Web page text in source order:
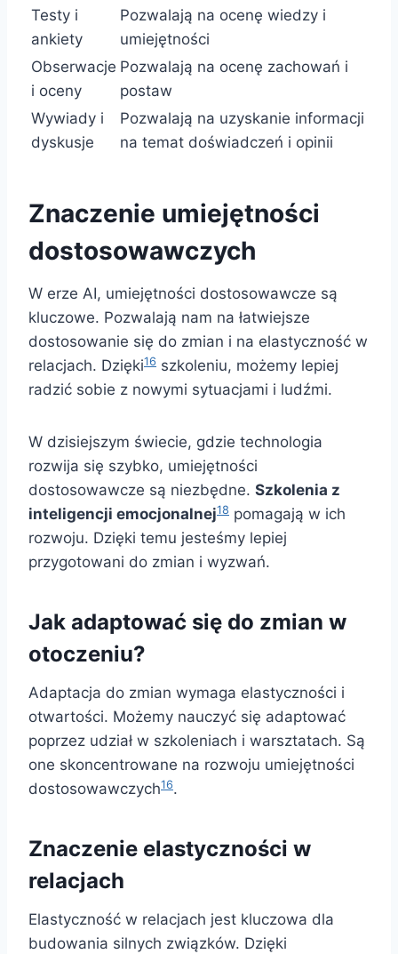
Testy i
ankiety
Pozwalają na ocenę wiedzy i
umiejętności
Obserwacje
i oceny
Pozwalają na ocenę zachowań i
postaw
Wywiady i
dyskusje
Pozwalają na uzyskanie informacji
na temat doświadczeń i opinii
Znaczenie umiejętności
dostosowawczych
W erze AI, umiejętności dostosowawcze są
kluczowe. Pozwalają nam na łatwiejsze
dostosowanie się do zmian i na elastyczność w
relacjach. Dzięki16 szkoleniu, możemy lepiej
radzić sobie z nowymi sytuacjami i ludźmi.
W dzisiejszym świecie, gdzie technologia
rozwija się szybko, umiejętności
dostosowawcze są niezbędne. Szkolenia z
inteligencji emocjonalnej18 pomagają w ich
rozwoju. Dzięki temu jesteśmy lepiej
przygotowani do zmian i wyzwań.
Jak adaptować się do zmian w
otoczeniu?
Adaptacja do zmian wymaga elastyczności i
otwartości. Możemy nauczyć się adaptować
poprzez udział w szkoleniach i warsztatach. Są
one skoncentrowane na rozwoju umiejętności
dostosowawczych16.
Znaczenie elastyczności w
relacjach
Elastyczność w relacjach jest kluczowa dla
budowania silnych związków. Dzięki